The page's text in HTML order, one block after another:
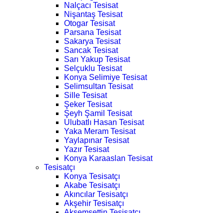
Nalçacı Tesisat
Nişantaş Tesisat
Otogar Tesisat
Parsana Tesisat
Sakarya Tesisat
Sancak Tesisat
Sarı Yakup Tesisat
Selçuklu Tesisat
Konya Selimiye Tesisat
Selimsultan Tesisat
Sille Tesisat
Şeker Tesisat
Şeyh Şamil Tesisat
Ulubatlı Hasan Tesisat
Yaka Meram Tesisat
Yaylapınar Tesisat
Yazır Tesisat
Konya Karaaslan Tesisat
Tesisatçı
Konya Tesisatçı
Akabe Tesisatçı
Akıncılar Tesisatçı
Akşehir Tesisatçı